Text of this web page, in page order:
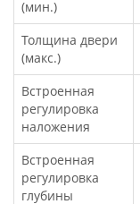
(мин.)
Толщина двери
(макс.)
Встроенная
регулировка
наложения
Встроенная
регулировка
глубины